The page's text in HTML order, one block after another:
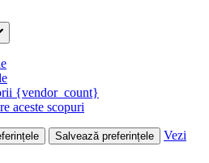
{vendor_count}
aceste scopuri
Salvează preferințele
Vezi